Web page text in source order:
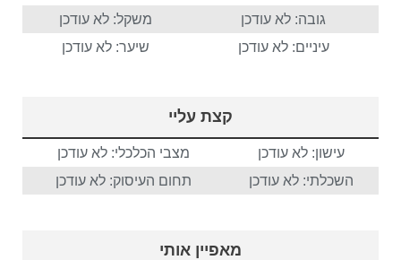
גובה: לא עודכן
משקל: לא עודכן
עיניים: לא עודכן
שיער: לא עודכן
קצת עליי
עישון: לא עודכן
מצבי הכלכלי: לא עודכן
השכלתי: לא עודכן
תחום העיסוק: לא עודכן
מאפיין אותי